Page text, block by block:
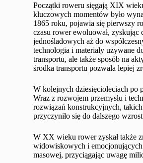
Początki roweru sięgają XIX
kluczowych momentów było
1865 roku, pojawia się pierwszy
czasu rower ewoluował,
jednośladowych aż do
technologia i materiały używane
transportu, ale także sposób na
środka transportu pozwala lepiej
W kolejnych dziesięcioleciach po
Wraz z rozwojem przemysłu i
rozwiązań konstrukcyjnych,
przyczyniło się do dalszego
W XX wieku rower zyskał także
widowiskowych i
masowej, przyciągając uwagę